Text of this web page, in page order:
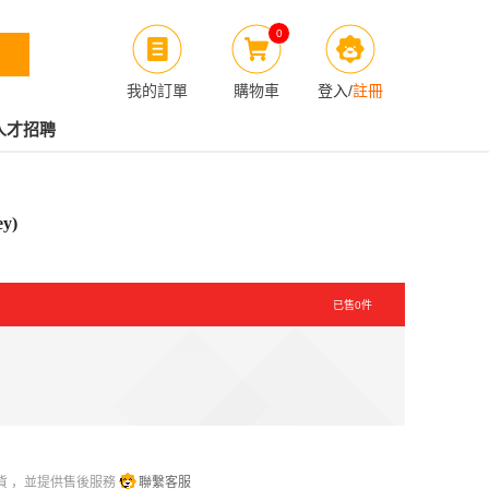
我的訂單
0
購物車 登入/註冊
才招聘
已售0件
，並提供售後服務 聯繫客服